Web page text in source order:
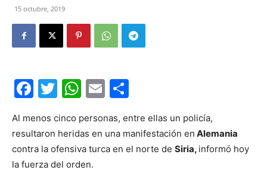
15 octubre, 2019
Facebook
Twitter
WhatsApp
Email
Al menos cinco personas, entre ellas un policía,
resultaron heridas en una manifestación en Alemania
contra la ofensiva turca en el norte de Siria, informó hoy
la fuerza del orden.